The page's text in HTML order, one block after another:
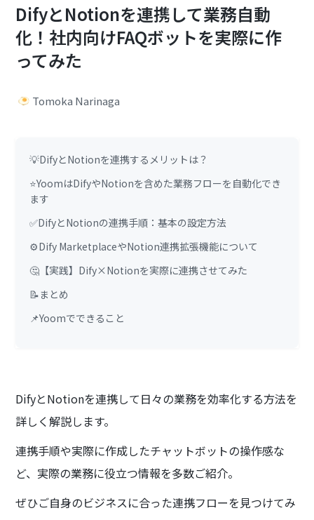
DifyとNotionを連携して業務自動
化！社内向けFAQボットを実際に作
ってみた
Tomoka Narinaga
💡DifyとNotionを連携するメリットは？
⭐YoomはDifyやNotionを含めた業務フローを自動化でき
ます
✅DifyとNotionの連携手順：基本の設定方法
⚙️Dify MarketplaceやNotion連携拡張機能について
🤔【実践】Dify×Notionを実際に連携させてみた
📝まとめ
📌Yoomでできること
DifyとNotionを連携して日々の業務を効率化する方法を
詳しく解説します。
連携手順や実際に作成したチャットボットの操作感な
ど、実際の業務に役立つ情報を多数ご紹介。
ぜひご自身のビジネスに合った連携フローを見つけてみ